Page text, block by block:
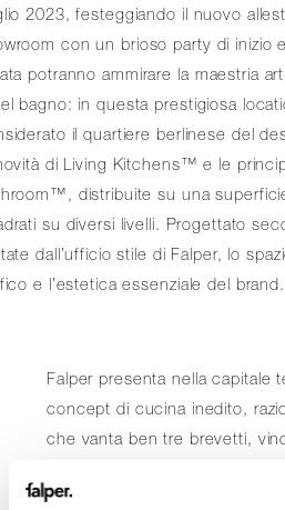
2023, festeggiando il nuovo
con un brioso party di inizio
potranno ammirare la maestria
bagno: in questa prestigiosa
il quartiere berlinese del
di Living Kitchens™ e le
, distribuite su una
su diversi livelli. Progettato
dall’ufficio stile di Falper, lo
e l’estetica essenziale del brand.
Falper presenta nella
concept di cucina inedito,
che vanta ben tre brevetti,
progettata a quattro mani con